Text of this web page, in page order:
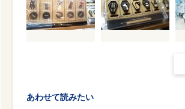
あわせて読みたい